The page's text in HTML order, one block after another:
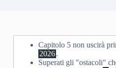
Capitolo 5 non uscirà
2026.
Superati gli "ostacoli"